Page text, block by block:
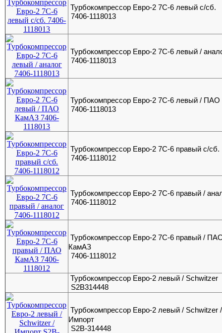
Турбокомпрессор Евро-2 7С-6 левый с/сб.
7406-1118013
Турбокомпрессор Евро-2 7С-6 левый /
7406-1118013
Турбокомпрессор Евро-2 7С-6 левый /
7406-1118013
Турбокомпрессор Евро-2 7С-6 правый с/сб.
7406-1118012
Турбокомпрессор Евро-2 7С-6 правый /
7406-1118012
Турбокомпрессор Евро-2 7С-6 правый /
КамАЗ
7406-1118012
Турбокомпрессор Евро-2 левый / Schwitzer
S2B314448
Турбокомпрессор Евро-2 левый / Schwitzer /
Импорт
S2B-314448